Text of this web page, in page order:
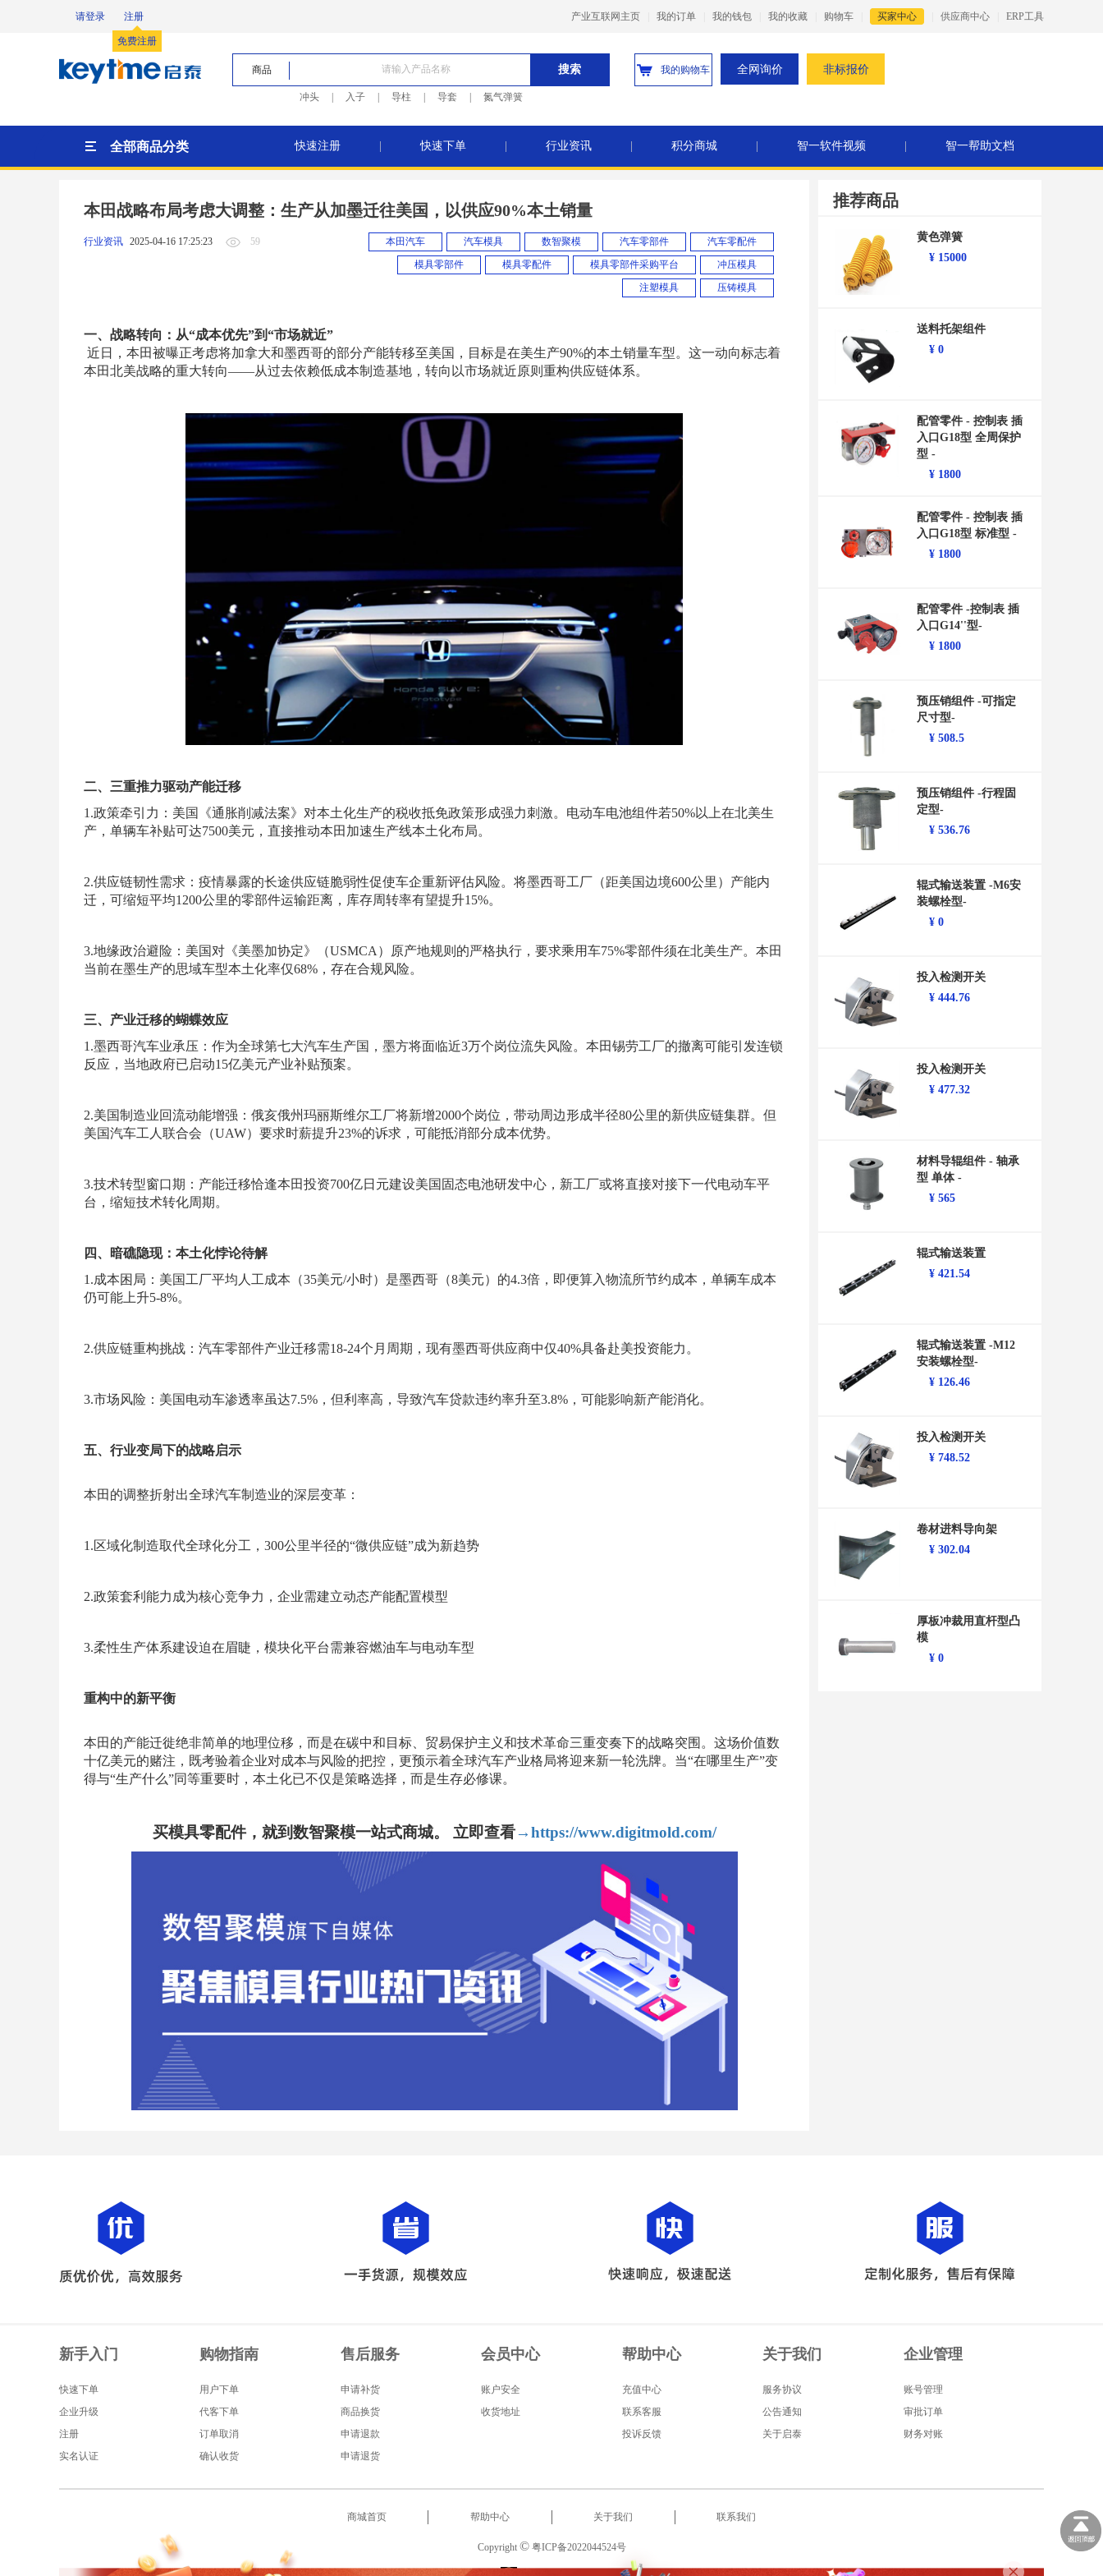
请登录 注册
免费注册
产业互联网主页 我的订单 我的钱包 我的收藏 购物车 买家中心 供应商中心 ERP工具
商品 搜索
冲头 入子 导柱 导套 氮气弹簧
我的购物车 全网询价 非标报价
全部商品分类 快速注册 快速下单 行业资讯 积分商城 智一软件视频 智一帮助文档
本田战略布局考虑大调整：生产从加墨迁往美国，以供应90%本土销量
行业资讯 2025-04-16 17:25:23 59 本田汽车 汽车模具 数智聚模 汽车零部件
汽车零配件
模具零部件
模具零配件 模具零部件采购平台
冲压模具
注塑模具
压铸模具
一、战略转向：从“成本优先”到“市场就近”
近日，本田被曝正考虑将加拿大和墨西哥的部分产能转移至美国，目标是在美生产90%的本土销量车型。这一动向标志着
本田北美战略的重大转向——从过去依赖低成本制造基地，转向以市场就近原则重构供应链体系。
二、三重推力驱动产能迁移
1.政策牵引力：美国《通胀削减法案》对本土化生产的税收抵免政策形成强力刺激。电动车电池组件若50%以上在北美生
产，单辆车补贴可达7500美元，直接推动本田加速生产线本土化布局。
2.供应链韧性需求：疫情暴露的长途供应链脆弱性促使车企重新评估风险。将墨西哥工厂（距美国边境600公里）产能内
迁，可缩短平均1200公里的零部件运输距离，库存周转率有望提升15%。
3.地缘政治避险：美国对《美墨加协定》（USMCA）原产地规则的严格执行，要求乘用车75%零部件须在北美生产。本田
当前在墨生产的思域车型本土化率仅68%，存在合规风险。
三、产业迁移的蝴蝶效应
1.墨西哥汽车业承压：作为全球第七大汽车生产国，墨方将面临近3万个岗位流失风险。本田锡劳工厂的撤离可能引发连锁
反应，当地政府已启动15亿美元产业补贴预案。
2.美国制造业回流动能增强：俄亥俄州玛丽斯维尔工厂将新增2000个岗位，带动周边形成半径80公里的新供应链集群。但
美国汽车工人联合会（UAW）要求时薪提升23%的诉求，可能抵消部分成本优势。
3.技术转型窗口期：产能迁移恰逢本田投资700亿日元建设美国固态电池研发中心，新工厂或将直接对接下一代电动车平
台，缩短技术转化周期。
四、暗礁隐现：本土化悖论待解
1.成本困局：美国工厂平均人工成本（35美元/小时）是墨西哥（8美元）的4.3倍，即便算入物流所节约成本，单辆车成本
仍可能上升5-8%。
2.供应链重构挑战：汽车零部件产业迁移需18-24个月周期，现有墨西哥供应商中仅40%具备赴美投资能力。
3.市场风险：美国电动车渗透率虽达7.5%，但利率高，导致汽车贷款违约率升至3.8%，可能影响新产能消化。
五、行业变局下的战略启示
本田的调整折射出全球汽车制造业的深层变革：
1.区域化制造取代全球化分工，300公里半径的“微供应链”成为新趋势
2.政策套利能力成为核心竞争力，企业需建立动态产能配置模型
3.柔性生产体系建设迫在眉睫，模块化平台需兼容燃油车与电动车型
重构中的新平衡
本田的产能迁徙绝非简单的地理位移，而是在碳中和目标、贸易保护主义和技术革命三重变奏下的战略突围。这场价值数
十亿美元的赌注，既考验着企业对成本与风险的把控，更预示着全球汽车产业格局将迎来新一轮洗牌。当“在哪里生产”变
得与“生产什么”同等重要时，本土化已不仅是策略选择，而是生存必修课。
买模具零配件，就到数智聚模一站式商城。 立即查看→https://www.digitmold.com/
推荐商品
黄色弹簧
¥ 15000
送料托架组件
¥ 0
配管零件 - 控制表 插
入口G18型 全周保护
型 -
¥ 1800
配管零件 - 控制表 插
入口G18型 标准型 -
¥ 1800
配管零件 -控制表 插
入口G14''型-
¥ 1800
预压销组件 -可指定
尺寸型-
¥ 508.5
预压销组件 -行程固
定型-
¥ 536.76
辊式输送装置 -M6安
装螺栓型-
¥ 0
投入检测开关
¥ 444.76
投入检测开关
¥ 477.32
材料导辊组件 - 轴承
型 单体 -
¥ 565
辊式输送装置
¥ 421.54
辊式输送装置 -M12
安装螺栓型-
¥ 126.46
投入检测开关
¥ 748.52
卷材进料导向架
¥ 302.04
厚板冲裁用直杆型凸
模
¥ 0
新手入门
快速下单
企业升级
注册
实名认证
购物指南
用户下单
代客下单
订单取消
确认收货
售后服务
申请补货
商品换货
申请退款
申请退货
会员中心
账户安全
收货地址
帮助中心
充值中心
联系客服
投诉反馈
关于我们
服务协议
公告通知
关于启泰
企业管理
账号管理
审批订单
财务对账
商城首页 帮助中心 关于我们 联系我们
Copyright © 粤ICP备2022044524号